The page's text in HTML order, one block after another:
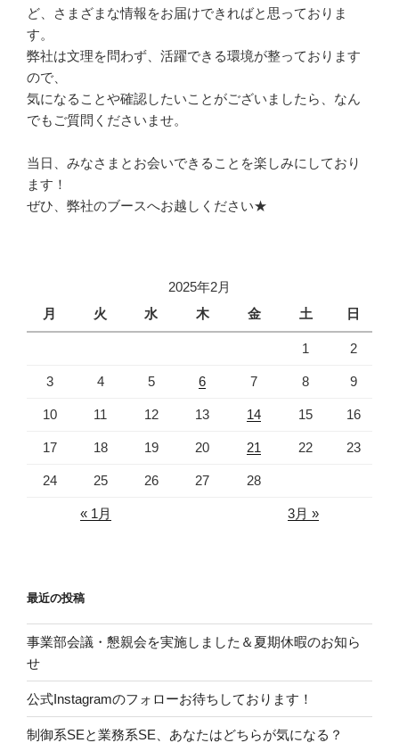
ど、さまざまな情報をお届けできればと思っておりま
す。
弊社は文理を問わず、活躍できる環境が整っております
ので、
気になることや確認したいことがございましたら、なん
でもご質問くださいませ。
当日、みなさまとお会いできることを楽しみにしており
ます！
ぜひ、弊社のブースへお越しください★
2025年2月
月
火 水 木 金 土 日
1 2
3 4 5 6 7 8 9
10 11 12 13 14 15 16
17 18 19 20 21 22 23
24 25 26 27 28
« 1月 3月 »
最近の投稿
事業部会議・懇親会を実施しました＆夏期休暇のお知ら
せ
公式Instagramのフォローお待ちしております！
制御系SEと業務系SE、あなたはどちらが気になる？